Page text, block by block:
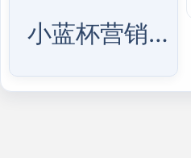
小蓝杯营销配置